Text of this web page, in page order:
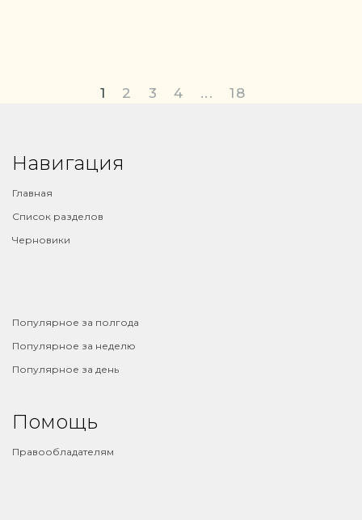
1 2 3 4 ... 18
Навигация
Главная
Список разделов
Черновики
Популярное за полгода
Популярное за неделю
Популярное за день
Помощь
Правообладателям